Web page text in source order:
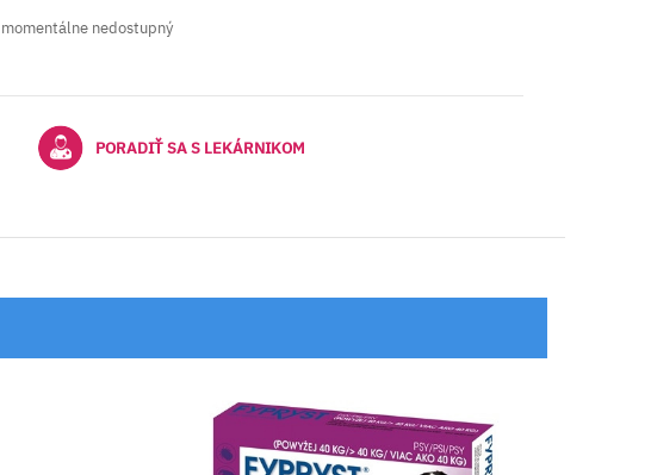
nedostupný
PORADIŤ SA S LEKÁRNIKOM